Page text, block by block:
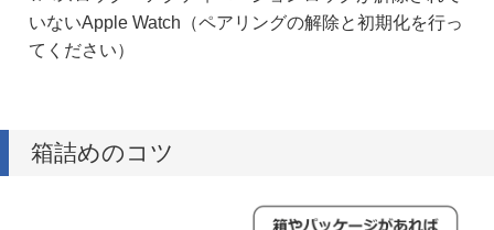
いないApple Watch（ペアリングの解除と初期化を行っ
てください）
箱詰めのコツ